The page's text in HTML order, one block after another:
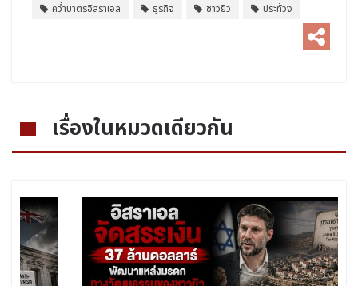
คว่ำบาตรอิสราเอล
ธุรกิจ ชาวยิว ประท้วง
เรื่องในหมวดเดียวกัน